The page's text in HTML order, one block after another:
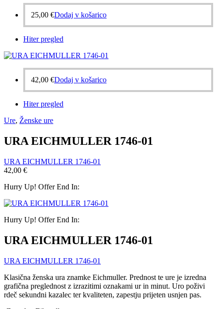
25,00 €Dodaj v košarico
Hiter pregled
42,00 €Dodaj v košarico
Hiter pregled
Ure, Ženske ure
URA EICHMULLER 1746-01
URA EICHMULLER 1746-01
42,00 €
Hurry Up! Offer End In:
Hurry Up! Offer End In:
URA EICHMULLER 1746-01
URA EICHMULLER 1746-01
Klasična ženska ura znamke Eichmuller. Prednost te ure je izredna
grafična preglednost z izrazitimi oznakami ur in minut. Uro poživi
rdeč sekundni kazalec ter kvaliteten, zapestju prijeten usnjen pas.